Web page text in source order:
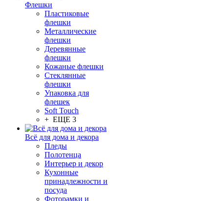
Флешки
Пластиковые
флешки
Металлические
флешки
Деревянные
флешки
Кожаные флешки
Стеклянные
флешки
Упаковка для
флешек
Soft Touch
+ ЕЩЕ 3
Всё для дома и декора
Пледы
Полотенца
Интерьер и декор
Кухонные
принадлежности и
посуда
Фоторамки и